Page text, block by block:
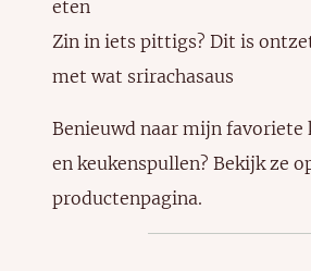
eten
Zin in iets pittigs? Dit is
met wat srirachasaus
Benieuwd naar mijn favoriete
en keukenspullen? Bekijk ze
productenpagina.